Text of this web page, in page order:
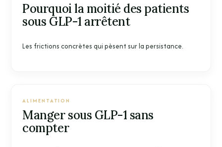
Pourquoi la moitié des patients
sous GLP-1 arrêtent
Les frictions concrètes qui pèsent sur la persistance.
ALIMENTATION
Manger sous GLP-1 sans
compter